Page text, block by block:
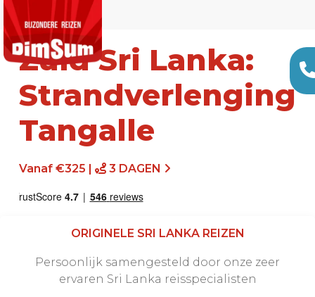
Zuid Sri Lanka:
Strandverlenging
Tangalle
Vanaf €325 | 3 DAGEN
ORIGINELE SRI LANKA REIZEN
Persoonlijk samengesteld door onze zeer
ervaren Sri Lanka reisspecialisten